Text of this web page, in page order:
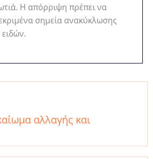
Η απόρριψη πρέπει να
σημεία ανακύκλωσης
αλλαγής και